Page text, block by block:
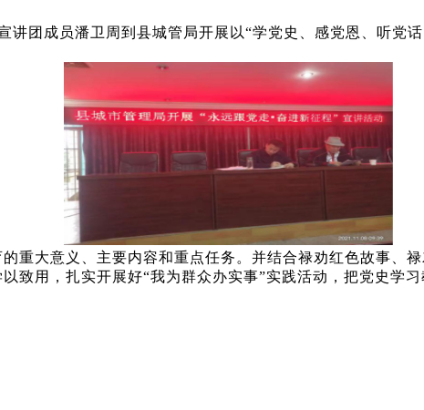
讲团成员潘卫周到县城管局开展以“学党史、感党恩、听党
重大意义、主要内容和重点任务。并结合禄劝红色故事、禄
致用，扎实开展好“我为群众办实事”实践活动，把党史学